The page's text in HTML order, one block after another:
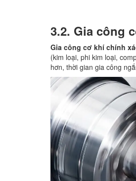
3.2. Gia công
Gia công cơ khí chính
(kim loại, phi kim loại,
hơn, thời gian gia công